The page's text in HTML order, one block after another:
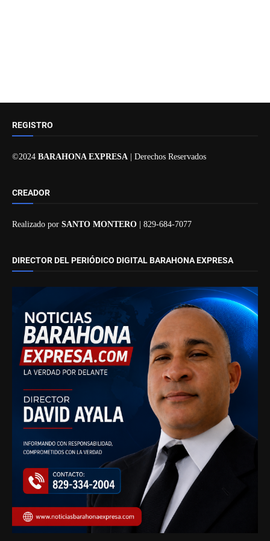
REGISTRO
©2024 BARAHONA EXPRESA | Derechos Reservados
CREADOR
Realizado por SANTO MONTERO | 829-684-7077
DIRECTOR DEL PERIÓDICO DIGITAL BARAHONA EXPRESA